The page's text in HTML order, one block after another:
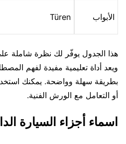
الأبواب Türen
هذا الجدول يوفّر لك نظرة شاملة على
ويعد أداة تعليمية مفيدة لفهم
بطريقة سهلة وواضحة. يمكنك
أو التعامل مع الورش الفنية.
اسماء أجزاء السيارة